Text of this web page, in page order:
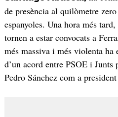
de presència al quilòmetre
espanyoles. Una hora més
tornen a estar convocats a
més massiva i més violenta ha
d’un acord entre PSOE i Junts
Pedro Sánchez com a